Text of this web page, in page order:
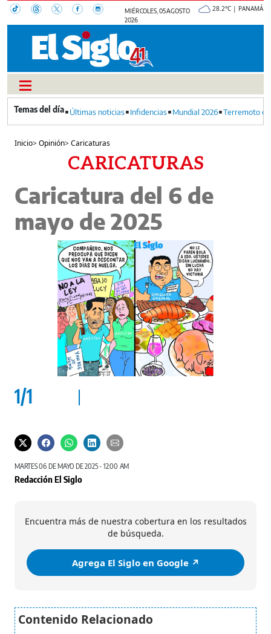
MIÉRCOLES, 05 AGOSTO
2026
28.2°C | PANAMÁ
Últimas noticias Infidencias Mundial 2026 Terremoto
Inicio>Opinión>Caricaturas
CARICATURAS
Caricatura del 6 de
mayo de 2025
1/1
MARTES 06 DE MAYO DE 2025 - 12:00 AM
Redacción El Siglo
Encuentra más de nuestra cobertura en los resultados
de búsqueda.
Agrega El Siglo en Google ↗️